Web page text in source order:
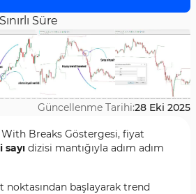
Sınırlı Süre
Güncellenme Tarihi:28 Eki 2025
Breaks Göstergesi, fiyat
sayı dizisi mantığıyla adım adım
noktasından başlayarak trend